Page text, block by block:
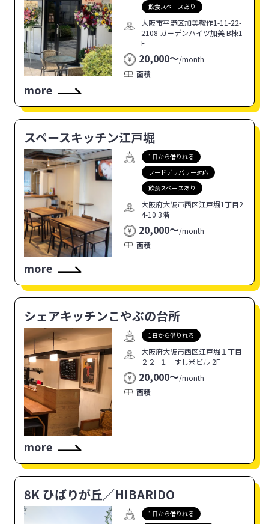
飲食スペースあり
大阪市平野区加美鞍作1-11-22-
2108 ガーデンハイツ加美 B棟1
F
20,000〜/month
面積
more
スペースキッチン江戸堀
1日から借りれる
フードデリバリー対応
飲食スペースあり
大阪府大阪市西区江戸堀1丁目2
4-10 3階
20,000〜/month
面積
more
シェアキッチンこやぶの台所
1日から借りれる
大阪府大阪市西区江戸堀１丁目
２２−１ すし米ビル 2F
20,000〜/month
面積
more
8K ひばりが丘／HIBARIDO
1日から借りれる